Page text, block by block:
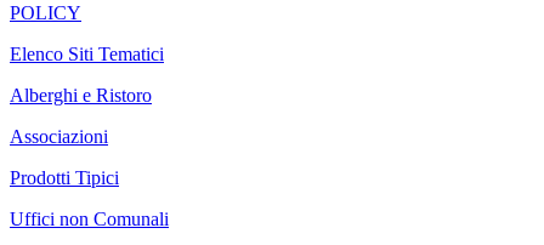
POLICY
Elenco Siti Tematici
Alberghi e Ristoro
Associazioni
Prodotti Tipici
Uffici non Comunali